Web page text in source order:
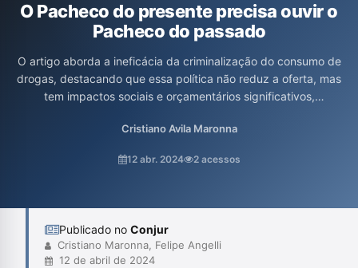
O Pacheco do presente precisa ouvir o
Pacheco do passado
O artigo aborda a ineficácia da criminalização do consumo de
drogas, destacando que essa política não reduz a oferta, mas
tem impactos sociais e orçamentários significativos,
alarmantes sobre o encarceramento e gastos públicos, os
endurecer ainda mais as penas, apontando a contradição entre
Cristiano Avila Maronna
12 abr. 2024 2 acessos
Publicado no Conjur
Cristiano Maronna, Felipe Angelli
12 de abril de 2024